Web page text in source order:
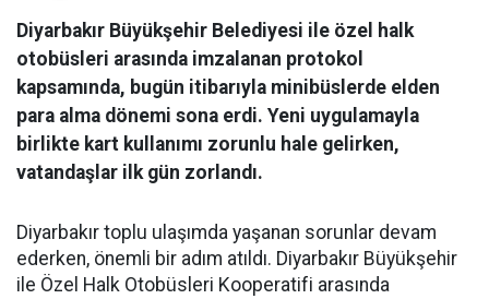
Diyarbakır Büyükşehir Belediyesi ile özel halk
otobüsleri arasında imzalanan protokol
kapsamında, bugün itibarıyla minibüslerde elden
para alma dönemi sona erdi. Yeni uygulamayla
birlikte kart kullanımı zorunlu hale gelirken,
vatandaşlar ilk gün zorlandı.
Diyarbakır toplu ulaşımda yaşanan sorunlar devam
ederken, önemli bir adım atıldı. Diyarbakır Büyükşehir
ile Özel Halk Otobüsleri Kooperatifi arasında